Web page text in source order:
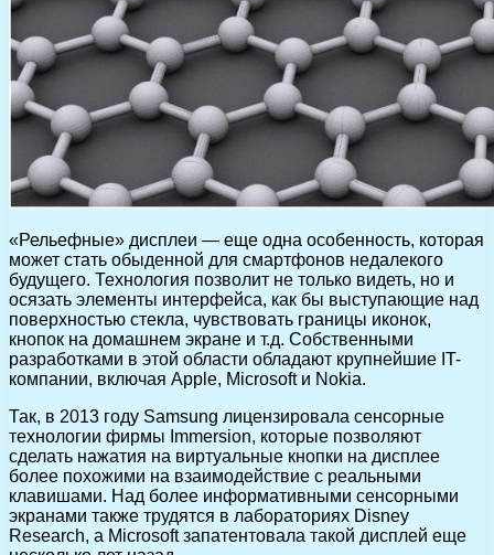
«Рельефные» дисплеи — еще одна особенность, которая
может стать обыденной для смартфонов недалекого
будущего. Технология позволит не только видеть, но и
осязать элементы интерфейса, как бы выступающие над
поверхностью стекла, чувствовать границы иконок,
кнопок на домашнем экране и т.д. Собственными
разработками в этой области обладают крупнейшие IT-
компании, включая Apple, Microsoft и Nokia.
Так, в 2013 году Samsung лицензировала сенсорные
технологии фирмы Immersion, которые позволяют
сделать нажатия на виртуальные кнопки на дисплее
более похожими на взаимодействие с реальными
клавишами. Над более информативными сенсорными
экранами также трудятся в лабораториях Disney
Research, а Microsoft запатентовала такой дисплей еще